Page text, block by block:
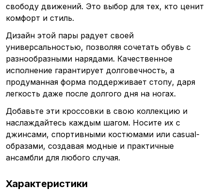
свободу движений. Это выбор для тех, кто ценит
комфорт и стиль.
Дизайн этой пары радует своей
универсальностью, позволяя сочетать обувь с
разнообразными нарядами. Качественное
исполнение гарантирует долговечность, а
продуманная форма поддерживает стопу, даря
легкость даже после долгого дня на ногах.
Добавьте эти кроссовки в свою коллекцию и
наслаждайтесь каждым шагом. Носите их с
джинсами, спортивными костюмами или casual-
образами, создавая модные и практичные
ансамбли для любого случая.
Характеристики